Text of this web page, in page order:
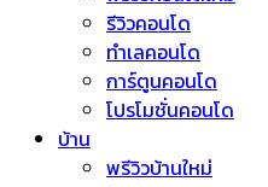
รีวิวคอนโด
ทำเลคอนโด
การ์ตูนคอนโด
โปรโมชั่นคอนโด
บ้าน
พรีวิวบ้านใหม่